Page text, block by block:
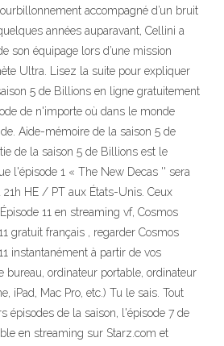
accompagné d’un bruit
années auparavant, Cellini a
son équipage lors d’une mission
Ultra. Lisez la suite pour expliquer
5 de Billions en ligne gratuitement
de n'importe où dans le monde
Aide-mémoire de la saison 5 de
de la saison 5 de Billions est le
l'épisode 1 « The New Decas '' sera
HE / PT aux États-Unis. Ceux
11 en streaming vf, Cosmos
gratuit français , regarder Cosmos
instantanément à partir de vos
bureau, ordinateur portable, ordinateur
iPad, Mac Pro, etc.) Tu le sais. Tout
épisodes de la saison, l'épisode 7 de
en streaming sur Starz.com et